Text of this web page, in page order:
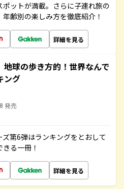
ットが満載。さらに子連れ旅の
齢別の楽しみ方を徹底紹介！
詳細を見る
球の歩き方的！世界なんで
ング
発売
ズ第6弾はランキングをとおして
る一冊！
詳細を見る